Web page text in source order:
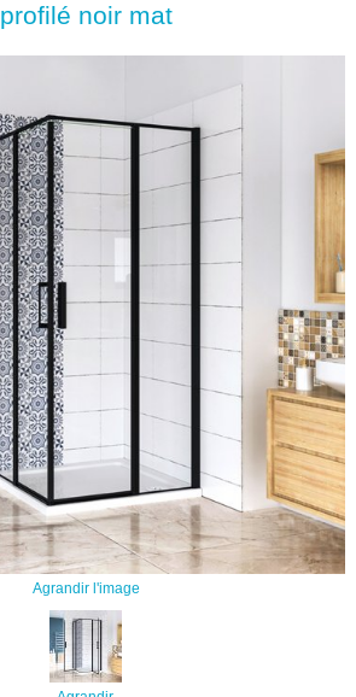
profilé noir mat
Agrandir l'image